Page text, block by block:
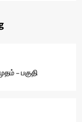
– பகுதி